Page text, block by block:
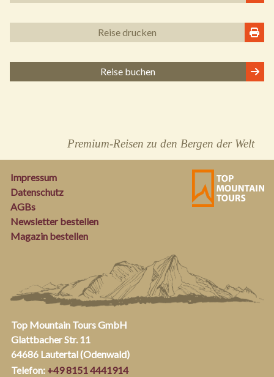
Reise drucken
Reise buchen
Premium-Reisen zu den Bergen der Welt
Impressum
Datenschutz
AGBs
Newsletter bestellen
Magazin bestellen
Top Mountain Tours GmbH
Glattbacher Str. 11
64686 Lautertal (Odenwald)
Telefon: +49 8151 4441914